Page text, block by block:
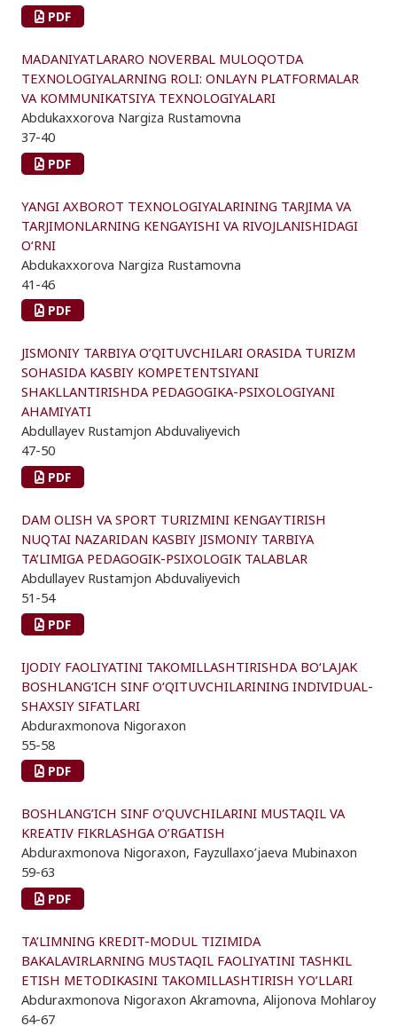
PDF
MADANIYATLARARO NOVERBAL MULOQOTDA
TEXNOLOGIYALARNING ROLI: ONLAYN PLATFORMALAR
VA KOMMUNIKATSIYA TEXNOLOGIYALARI
Abdukaxxorova Nargiza Rustamovna
37-40
PDF
YANGI AXBOROT TEXNOLOGIYALARINING TARJIMA VA
TARJIMONLARNING KENGAYISHI VA RIVOJLANISHIDAGI
O‘RNI
Abdukaxxorova Nargiza Rustamovna
41-46
PDF
JISMONIY TARBIYA O’QITUVCHILARI ORASIDA TURIZM
SOHASIDA KASBIY KOMPETENTSIYANI
SHAKLLANTIRISHDA PEDAGOGIKA-PSIXOLOGIYANI
AHAMIYATI
Abdullayev Rustamjon Abduvaliyevich
47-50
PDF
DAM OLISH VA SPORT TURIZMINI KENGAYTIRISH
NUQTAI NAZARIDAN KASBIY JISMONIY TARBIYA
TA’LIMIGA PEDAGOGIK-PSIXOLOGIK TALABLAR
Abdullayev Rustamjon Abduvaliyevich
51-54
PDF
IJODIY FAOLIYATINI TAKOMILLASHTIRISHDA BO‘LAJAK
BOSHLANG‘ICH SINF O‘QITUVCHILARINING INDIVIDUAL-
SHAXSIY SIFATLARI
Abduraxmonova Nigoraxon
55-58
PDF
BOSHLANG’ICH SINF O’QUVCHILARINI MUSTAQIL VA
KREATIV FIKRLASHGA O’RGATISH
Abduraxmonova Nigoraxon, Fayzullaxo’jaeva Mubinaxon
59-63
PDF
TA’LIMNING KREDIT-MODUL TIZIMIDA
BAKALAVIRLARNING MUSTAQIL FAOLIYATINI TASHKIL
ETISH METODIKASINI TAKOMILLASHTIRISH YO’LLARI
Abduraxmonova Nigoraxon Akramovna, Alijonova Mohlaroy
64-67